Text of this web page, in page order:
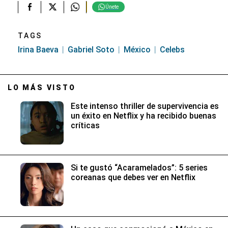
Únete
TAGS
Irina Baeva Gabriel Soto México Celebs
LO MÁS VISTO
Este intenso thriller de supervivencia es
un éxito en Netflix y ha recibido buenas
críticas
Si te gustó “Acaramelados”: 5 series
coreanas que debes ver en Netflix